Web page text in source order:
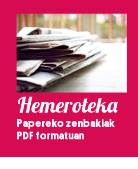
Hemeroteka
Papereko zenbakiak
PDF formatuan